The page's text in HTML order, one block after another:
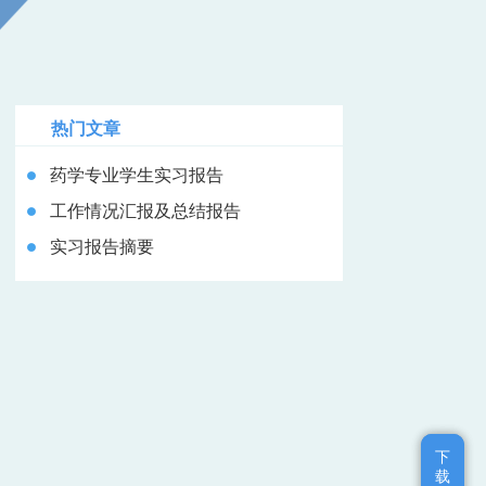
热门文章
药学专业学生实习报告
工作情况汇报及总结报告
实习报告摘要
下
载
下
载